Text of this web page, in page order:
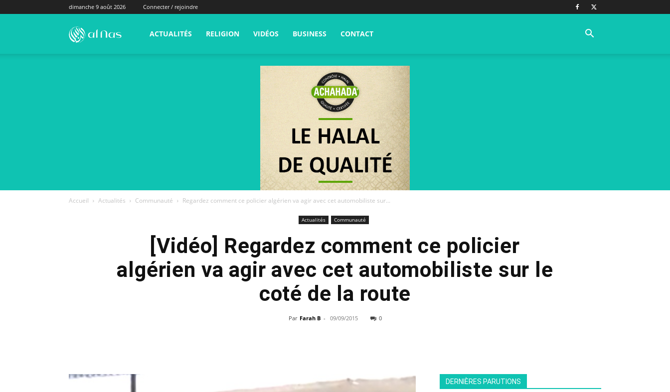
dimanche 9 août 2026 Connecter / rejoindre
alNas.fr ACTUALITÉS RELIGION VIDÉOS BUSINESS CONTACT
Accueil Actualités Communauté Regardez comment ce policier algérien va agir avec cet automobiliste sur...
Actualités Communauté
[Vidéo] Regardez comment ce policier
algérien va agir avec cet automobiliste sur le
coté de la route
Par Farah B - 09/09/2015 0
DERNIÈRES PARUTIONS